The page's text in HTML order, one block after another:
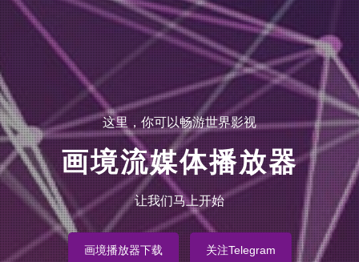
这里，你可以畅游世界影视
画境流媒体播放器
让我们马上开始
画境播放器下载 关注Telegram